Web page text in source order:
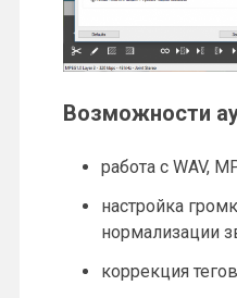
Возможности
работа с WAV,
настройка
нормализации
коррекция